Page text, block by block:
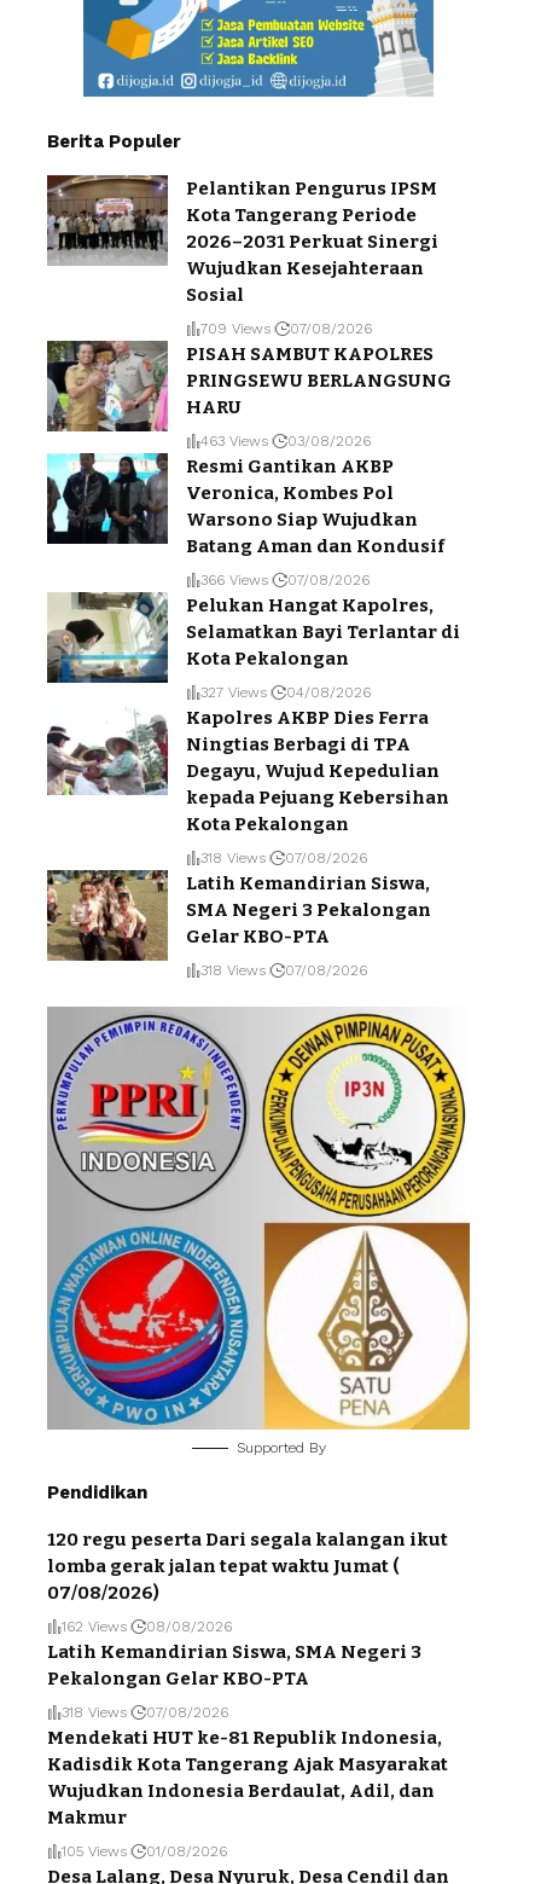
Berita Populer
Pelantikan Pengurus IPSM
Kota Tangerang Periode
2026–2031 Perkuat Sinergi
Wujudkan Kesejahteraan
Sosial
709 Views 07/08/2026
PISAH SAMBUT KAPOLRES
PRINGSEWU BERLANGSUNG
HARU
463 Views 03/08/2026
Resmi Gantikan AKBP
Veronica, Kombes Pol
Warsono Siap Wujudkan
Batang Aman dan Kondusif
366 Views 07/08/2026
Pelukan Hangat Kapolres,
Selamatkan Bayi Terlantar di
Kota Pekalongan
327 Views 04/08/2026
Kapolres AKBP Dies Ferra
Ningtias Berbagi di TPA
Degayu, Wujud Kepedulian
kepada Pejuang Kebersihan
Kota Pekalongan
318 Views 07/08/2026
Latih Kemandirian Siswa,
SMA Negeri 3 Pekalongan
Gelar KBO-PTA
318 Views 07/08/2026
Supported By
Pendidikan
120 regu peserta Dari segala kalangan ikut
lomba gerak jalan tepat waktu Jumat (
07/08/2026)
162 Views 08/08/2026
Latih Kemandirian Siswa, SMA Negeri 3
Pekalongan Gelar KBO-PTA
318 Views 07/08/2026
Mendekati HUT ke-81 Republik Indonesia,
Kadisdik Kota Tangerang Ajak Masyarakat
Wujudkan Indonesia Berdaulat, Adil, dan
Makmur
105 Views 01/08/2026
Desa Lalang, Desa Nyuruk, Desa Cendil dan